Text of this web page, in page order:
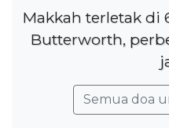
Makkah terletak di
Butterworth,
Semua doa